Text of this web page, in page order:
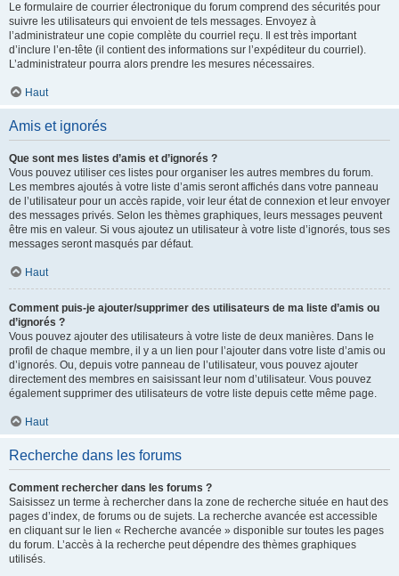
Le formulaire de courrier électronique du forum comprend des sécurités pour
suivre les utilisateurs qui envoient de tels messages. Envoyez à
l’administrateur une copie complète du courriel reçu. Il est très important
d’inclure l’en-tête (il contient des informations sur l’expéditeur du courriel).
L’administrateur pourra alors prendre les mesures nécessaires.
Haut
Amis et ignorés
Que sont mes listes d’amis et d’ignorés ?
Vous pouvez utiliser ces listes pour organiser les autres membres du forum.
Les membres ajoutés à votre liste d’amis seront affichés dans votre panneau
de l’utilisateur pour un accès rapide, voir leur état de connexion et leur envoyer
des messages privés. Selon les thèmes graphiques, leurs messages peuvent
être mis en valeur. Si vous ajoutez un utilisateur à votre liste d’ignorés, tous ses
messages seront masqués par défaut.
Haut
Comment puis-je ajouter/supprimer des utilisateurs de ma liste d’amis ou
d’ignorés ?
Vous pouvez ajouter des utilisateurs à votre liste de deux manières. Dans le
profil de chaque membre, il y a un lien pour l’ajouter dans votre liste d’amis ou
d’ignorés. Ou, depuis votre panneau de l’utilisateur, vous pouvez ajouter
directement des membres en saisissant leur nom d’utilisateur. Vous pouvez
également supprimer des utilisateurs de votre liste depuis cette même page.
Haut
Recherche dans les forums
Comment rechercher dans les forums ?
Saisissez un terme à rechercher dans la zone de recherche située en haut des
pages d’index, de forums ou de sujets. La recherche avancée est accessible
en cliquant sur le lien « Recherche avancée » disponible sur toutes les pages
du forum. L’accès à la recherche peut dépendre des thèmes graphiques
utilisés.